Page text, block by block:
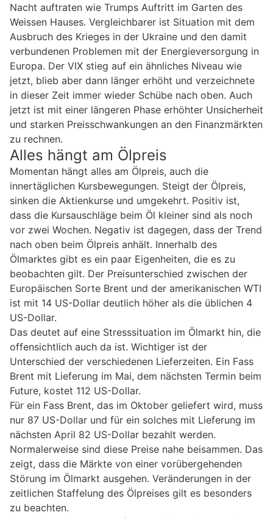
Nacht auftraten wie Trumps Auftritt im Garten des
Weissen Hauses. Vergleichbarer ist Situation mit dem
Ausbruch des Krieges in der Ukraine und den damit
verbundenen Problemen mit der Energieversorgung in
Europa. Der VIX stieg auf ein ähnliches Niveau wie
jetzt, blieb aber dann länger erhöht und verzeichnete
in dieser Zeit immer wieder Schübe nach oben. Auch
jetzt ist mit einer längeren Phase erhöhter Unsicherheit
und starken Preisschwankungen an den Finanzmärkten
zu rechnen.
Alles hängt am Ölpreis
Momentan hängt alles am Ölpreis, auch die
innertäglichen Kursbewegungen. Steigt der Ölpreis,
sinken die Aktienkurse und umgekehrt. Positiv ist,
dass die Kursauschläge beim Öl kleiner sind als noch
vor zwei Wochen. Negativ ist dagegen, dass der Trend
nach oben beim Ölpreis anhält. Innerhalb des
Ölmarktes gibt es ein paar Eigenheiten, die es zu
beobachten gilt. Der Preisunterschied zwischen der
Europäischen Sorte Brent und der amerikanischen WTI
ist mit 14 US-Dollar deutlich höher als die üblichen 4
US-Dollar.
Das deutet auf eine Stresssituation im Ölmarkt hin, die
offensichtlich auch da ist. Wichtiger ist der
Unterschied der verschiedenen Lieferzeiten. Ein Fass
Brent mit Lieferung im Mai, dem nächsten Termin beim
Future, kostet 112 US-Dollar.
Für ein Fass Brent, das im Oktober geliefert wird, muss
nur 87 US-Dollar und für ein solches mit Lieferung im
nächsten April 82 US-Dollar bezahlt werden.
Normalerweise sind diese Preise nahe beisammen. Das
zeigt, dass die Märkte von einer vorübergehenden
Störung im Ölmarkt ausgehen. Veränderungen in der
zeitlichen Staffelung des Ölpreises gilt es besonders
zu beachten.